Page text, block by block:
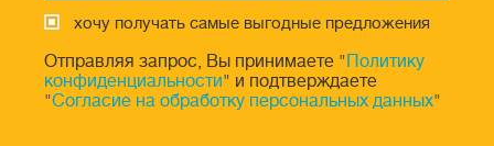
хочу получать самые выгодные предложения
Отправляя запрос, Вы принимаете " Политику
конфиденциальности" и подтверждаете
"Согласие на обработку персональных данных"